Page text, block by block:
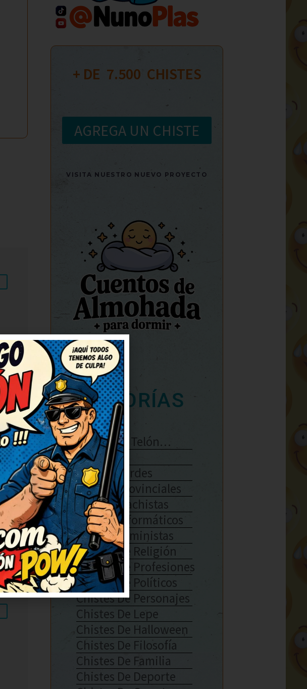
+ DE 7.500
  CHISTES
AGREGA UN CHISTE
VISITA NUESTRO NUEVO PROYECTO
CATEGORÍAS
Se Abre El Telón…
Enlaces
Chistes Verdes
Chistes Provinciales
Chistes Machistas
Chistes Informáticos
Chistes Feministas
Chistes De Religión
Chistes De Profesiones
Chistes De Políticos
Chistes De Personajes
Chistes De Lepe
Chistes De Halloween
Chistes De Filosofía
Chistes De Familia
Chistes De Deporte